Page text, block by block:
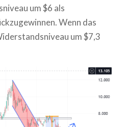
um $6 als
Wenn das
um $7,3